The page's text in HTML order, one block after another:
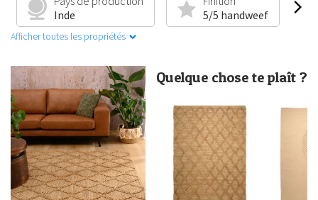
Inde
5/5 handweef
Afficher toutes les propriétés
Quelque chose te plaît ?